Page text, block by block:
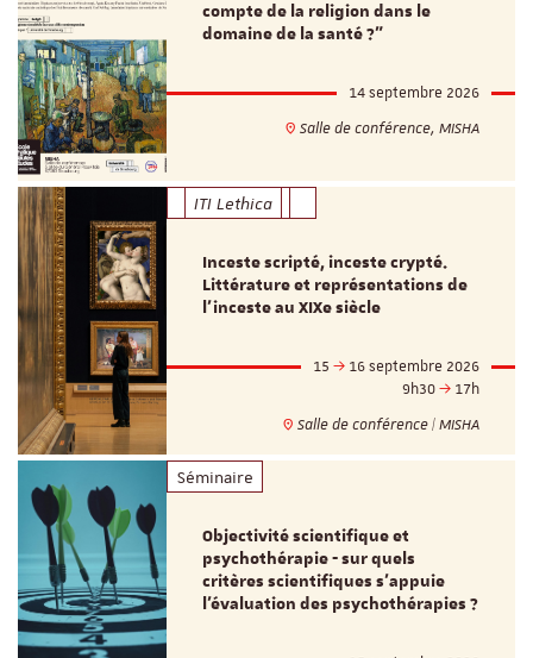
compte de la religion dans le
domaine de la santé ?"
14 septembre 2026
Salle de conférence, MISHA
ITI Lethica
Inceste scripté, inceste crypté.
Littérature et représentations de
l’inceste au XIXe siècle
15
16 septembre 2026
9h30
17h
Salle de conférence | MISHA
Séminaire
Objectivité scientifique et
psychothérapie - sur quels
critères scientifiques s'appuie
l'évaluation des psychothérapies ?